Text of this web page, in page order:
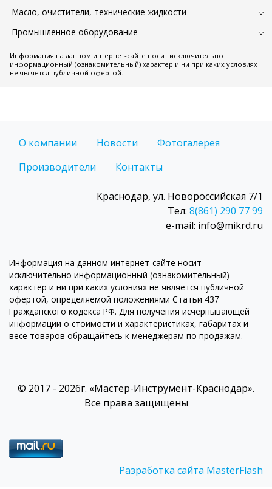
Масло, очистители, технические жидкости
Промышленное оборудование
Информация на данном интернет-сайте носит исключительно
информационный (ознакомительный) характер и ни при каких условиях
не является публичной офертой.
О компании Новости
Фотогалерея
Производители
Контакты
Краснодар, ул. Новороссийская 7/1
Тел: 8(861) 290 77 99
e-mail: info@mikrd.ru
Информация на данном интернет-сайте носит
исключительно информационный (ознакомительный)
характер и ни при каких условиях не является публичной
офертой, определяемой положениями Статьи 437
Гражданского кодекса РФ. Для получения исчерпывающей
информации о стоимости и характеристиках, габаритах и
весе товаров обращайтесь к менеджерам по продажам.
© 2017 - 2026г. «Мастер-Инструмент-Краснодар».
Все права защищены
Разработка сайта MasterFlash